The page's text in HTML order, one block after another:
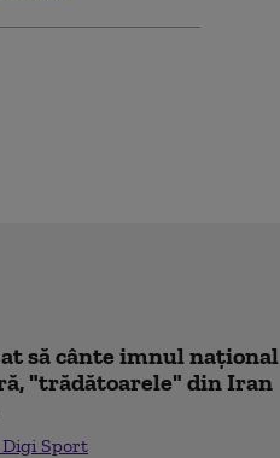
să cânte imnul naţional
"trădătoarele" din Iran
Digi Sport